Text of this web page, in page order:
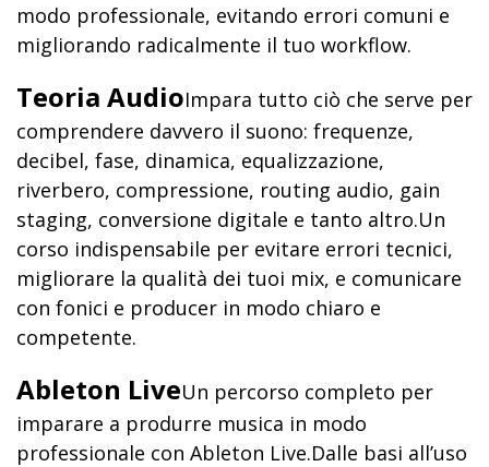
modo professionale, evitando errori comuni e
migliorando radicalmente il tuo workflow.
Teoria AudioImpara tutto ciò che serve per
comprendere davvero il suono: frequenze,
decibel, fase, dinamica, equalizzazione,
riverbero, compressione, routing audio, gain
staging, conversione digitale e tanto altro.Un
corso indispensabile per evitare errori tecnici,
migliorare la qualità dei tuoi mix, e comunicare
con fonici e producer in modo chiaro e
competente.
Ableton LiveUn percorso completo per
imparare a produrre musica in modo
professionale con Ableton Live.Dalle basi all’uso